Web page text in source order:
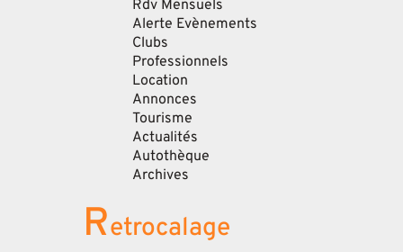
Rdv Mensuels
Alerte Evènements
Clubs
Professionnels
Location
Annonces
Tourisme
Actualités
Autothèque
Archives
Retrocalage